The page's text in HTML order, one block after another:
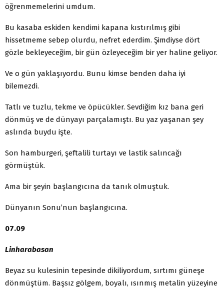
öğrenmemelerini umdum.
Bu kasaba eskiden kendimi kapana kıstırılmış gibi
hissetmeme sebep olurdu, nefret ederdim. Şimdiyse dört
gözle bekleyeceğim, bir gün özleyeceğim bir yer haline geliyor.
Ve o gün yaklaşıyordu. Bunu kimse benden daha iyi
bilemezdi.
Tatlı ve tuzlu, tekme ve öpücükler. Sevdiğim kız bana geri
dönmüş ve de dünyayı parçalamıştı. Bu yaz yaşanan şey
aslında buydu işte.
Son hamburgeri, şeftalili turtayı ve lastik salıncağı
görmüştük.
Ama bir şeyin başlangıcına da tanık olmuştuk.
Dünyanın Sonu’nun başlangıcına.
07.09
Linharabasan
Beyaz su kulesinin tepesinde dikiliyordum, sırtımı güneşe
dönmüştüm. Başsız gölgem, boyalı, ısınmış metalin yüzeyine